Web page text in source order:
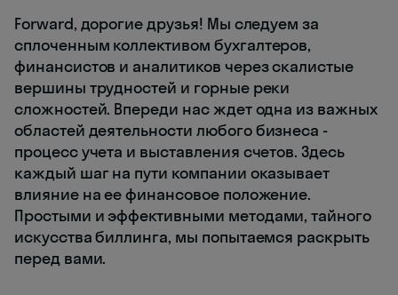
Forward, дорогие друзья! Мы следуем за
сплоченным коллективом бухгалтеров,
финансистов и аналитиков через скалистые
вершины трудностей и горные реки
сложностей. Впереди нас ждет одна из важных
областей деятельности любого бизнеса -
процесс учета и выставления счетов. Здесь
каждый шаг на пути компании оказывает
влияние на ее финансовое положение.
Простыми и эффективными методами, тайного
искусства биллинга, мы попытаемся раскрыть
перед вами.